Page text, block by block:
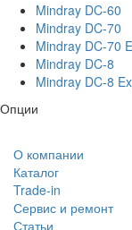
Mindray DC-60
Mindray DC-70
Mindray DC-70
Mindray DC-8
Mindray DC-8
Опции
О компании
Каталог
Trade-in
Сервис и ремонт
Статьи